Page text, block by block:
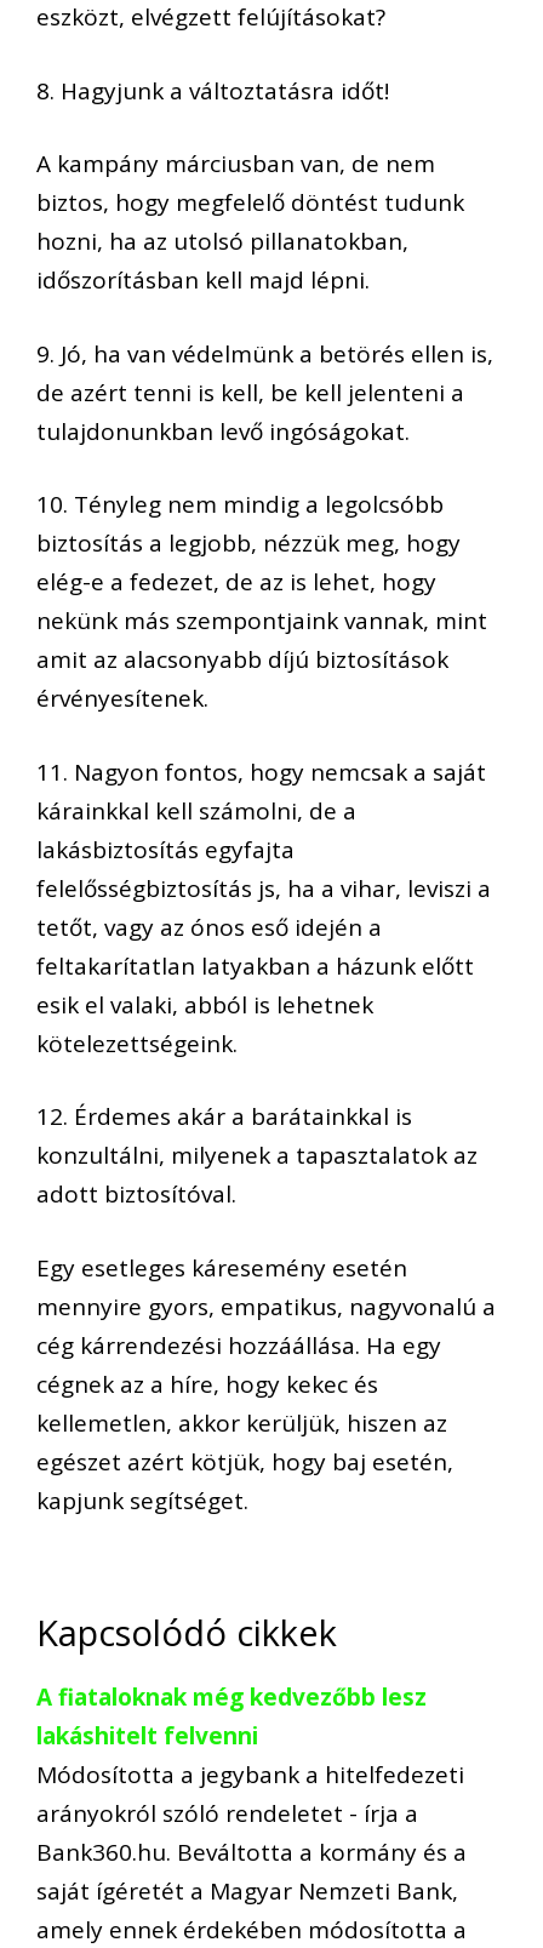
eszközt, elvégzett felújításokat?
8. Hagyjunk a változtatásra időt!
A kampány márciusban van, de nem
biztos, hogy megfelelő döntést tudunk
hozni, ha az utolsó pillanatokban,
időszorításban kell majd lépni.
9. Jó, ha van védelmünk a betörés ellen is,
de azért tenni is kell, be kell jelenteni a
tulajdonunkban levő ingóságokat.
10. Tényleg nem mindig a legolcsóbb
biztosítás a legjobb, nézzük meg, hogy
elég-e a fedezet, de az is lehet, hogy
nekünk más szempontjaink vannak, mint
amit az alacsonyabb díjú biztosítások
érvényesítenek.
11. Nagyon fontos, hogy nemcsak a saját
kárainkkal kell számolni, de a
lakásbiztosítás egyfajta
felelősségbiztosítás js, ha a vihar, leviszi a
tetőt, vagy az ónos eső idején a
feltakarítatlan latyakban a házunk előtt
esik el valaki, abból is lehetnek
kötelezettségeink.
12. Érdemes akár a barátainkkal is
konzultálni, milyenek a tapasztalatok az
adott biztosítóval.
Egy esetleges káresemény esetén
mennyire gyors, empatikus, nagyvonalú a
cég kárrendezési hozzáállása. Ha egy
cégnek az a híre, hogy kekec és
kellemetlen, akkor kerüljük, hiszen az
egészet azért kötjük, hogy baj esetén,
kapjunk segítséget.
Kapcsolódó cikkek
A fiataloknak még kedvezőbb lesz
lakáshitelt felvenni
Módosította a jegybank a hitelfedezeti
arányokról szóló rendeletet - írja a
Bank360.hu. Beváltotta a kormány és a
saját ígéretét a Magyar Nemzeti Bank,
amely ennek érdekében módosította a